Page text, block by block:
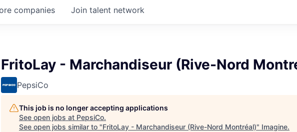
companies Join talent network
FritoLay - Marchandiseur (Rive-Nord
PepsiCo
This job is no longer accepting applications
See open jobs at PepsiCo.
See open jobs similar to "FritoLay - Marchandiseur (Rive-Nord Montréal)" Imagine.